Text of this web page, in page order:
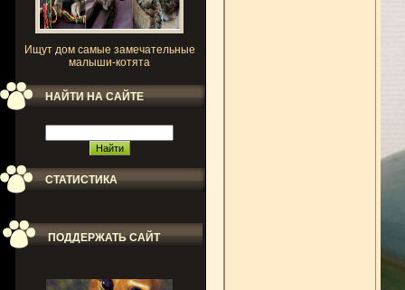
Ищут дом самые замечательные
малыши-котята
НАЙТИ НА САЙТЕ
СТАТИСТИКА
ПОДДЕРЖАТЬ САЙТ